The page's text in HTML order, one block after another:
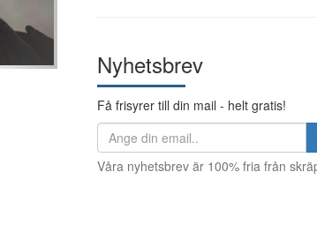
Nyhetsbrev
Få frisyrer till din mail - helt gratis!
Våra nyhetsbrev är 100% fria från